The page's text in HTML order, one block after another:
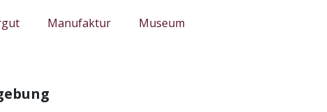
Manufaktur
Museum